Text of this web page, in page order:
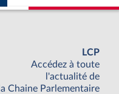
LCP
Accédez à toute
l'actualité de
la Chaine Parlementaire